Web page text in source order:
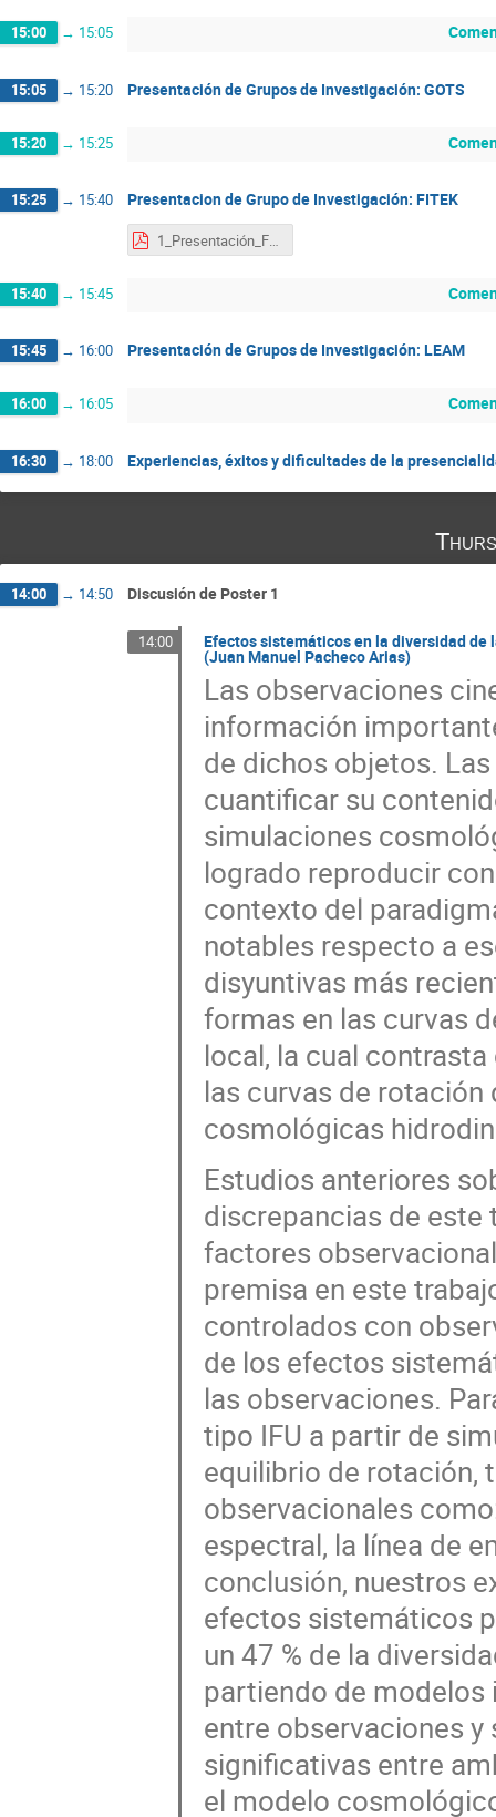
15:00 → 15:05
15:05 → 15:20 Presentación de Grupos de Investigación: GOTS
15:20 → 15:25
15:25 → 15:40 Presentacion de Grupo de Investigación: FITEK
1_Presentación_FITEK_Jornadas_Científicas_Escuela_Física_2020.pdf
15:40 → 15:45
15:45 → 16:00 Presentación de Grupos de Investigación: LEAM
16:00 → 16:05
16:30 → 18:00 Experiencias, éxitos y dificultades de la
14:00 → 14:50 Discusión de Poster 1
14:00 Efectos sistemáticos en la diversidad de
(Juan Manuel Pacheco Arias)
Las observaciones
información
de dichos objetos.
cuantificar su
simulaciones
logrado reproducir
contexto del
notables respecto a
disyuntivas más
formas en las curvas
local, la cual
las curvas de
cosmológicas
Estudios anteriores
discrepancias de este
factores
premisa en este
controlados con
de los efectos
las observaciones.
tipo IFU a partir de
equilibrio de rotación,
observacionales
espectral, la línea de
conclusión, nuestros
efectos sistemáticos
un 47 % de la
partiendo de modelos
entre observaciones
significativas entre
el modelo